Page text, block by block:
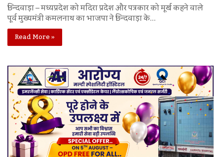
छिन्दवाड़ा – मध्यप्रदेश को मदिरा प्रदेश और पत्रकार को मूर्ख कहने वाले
पूर्व मुख्यमंत्री कमलनाथ का भाजपा ने छिन्दवाड़ा के…
Read More »